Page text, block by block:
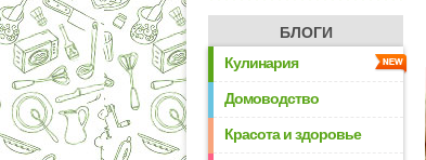
БЛОГИ
Кулинария
Домоводство
Красота и здоровье